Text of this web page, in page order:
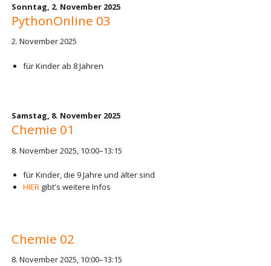
Sonntag, 2. November 2025
PythonOnline 03
2. November 2025
für Kinder ab 8 Jahren
Samstag, 8. November 2025
Chemie 01
8. November 2025, 10:00–13:15
für Kinder, die 9 Jahre und älter sind
HIERgibt's weitere Infos
Chemie 02
8. November 2025, 10:00–13:15